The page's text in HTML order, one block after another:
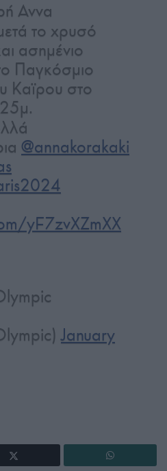
Αννα
το χρυσό
ασημένιο
Παγκόσμιο
Καϊρου στο
25μ.
@annakorakaki
yF7zvXZmXX
January